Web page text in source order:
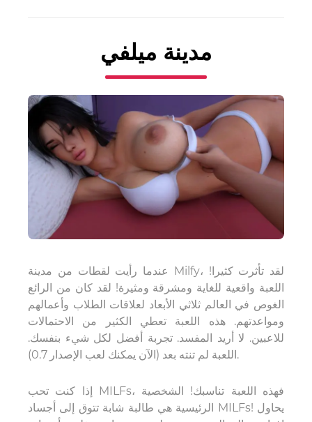
مدينة ميلفي
عندما رأيت لقطات من مدينة Milfy، لقد تأثرت كثيرا!
اللعبة واقعية للغاية ومشرقة ومثيرة! لقد كان من الرائع
الغوص في العالم ثلاثي الأبعاد لعلاقات الطلاب وأعمالهم
ومواعدتهم. هذه اللعبة تعطي الكثير من الاحتمالات
للاعبين. لا أريد المفسد. تجربة أفضل لكل شيء بنفسك.
اللعبة لم تنته بعد (الآن يمكنك لعب الإصدار 0.7).
إذا كنت تحب MILFs، فهذه اللعبة تناسبك! الشخصية
الرئيسية هي طالبة شابة تتوق إلى أجساد MILFs! يحاول